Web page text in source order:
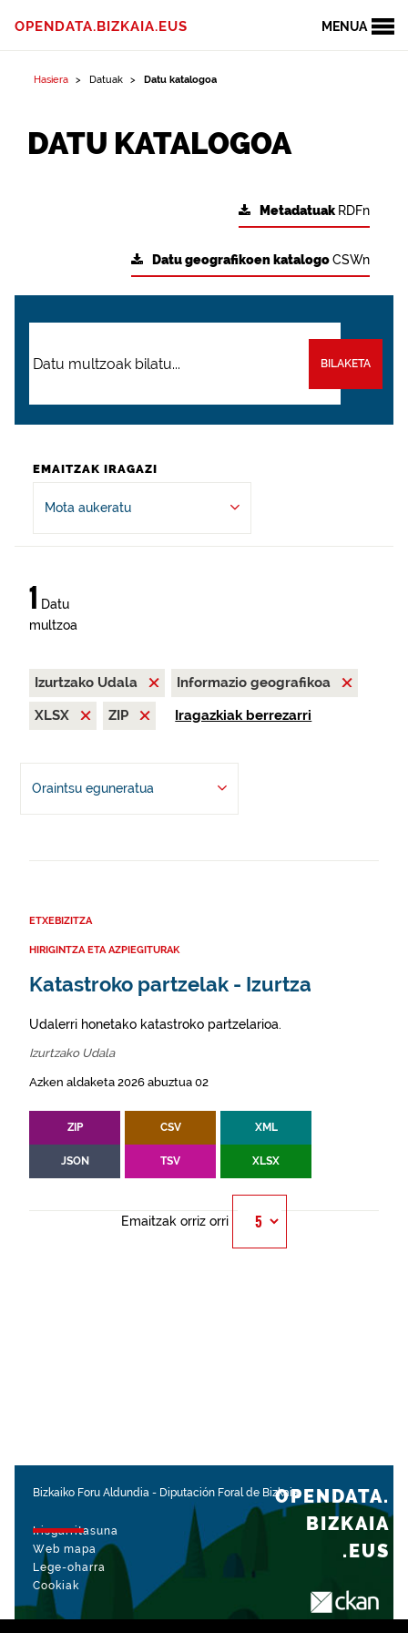
MENUA
OPENDATA.BIZKAIA.EUS
Hasiera Datuak Datu katalogoa
DATU KATALOGOA
Metadatuak RDFn
Datu geografikoen katalogoCSWn
BILAKETA
EMAITZAK IRAGAZI
Mota aukeratu
1 Datu
multzoa
Izurtzako Udala
Informazio geografikoa
XLSX
ZIP Iragazkiak berrezarri
Oraintsu eguneratua
ETXEBIZITZA
HIRIGINTZA ETA AZPIEGITURAK
Katastroko partzelak - Izurtza
Udalerri honetako katastroko partzelarioa.
Izurtzako Udala
Azken aldaketa 2026 abuztua 02
ZIP CSV XML
JSON TSV XLSX
Emaitzak orriz orri
Bizkaiko Foru Aldundia - Diputación Foral de Bizkaia
Irisgarritasuna
Web mapa
Lege-oharra
Cookiak
OPENDATA.
BIZKAIA
.EUS